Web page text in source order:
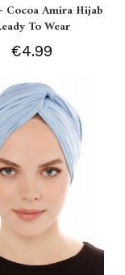
Cocoa Amira Hijab
To Wear
€4.99